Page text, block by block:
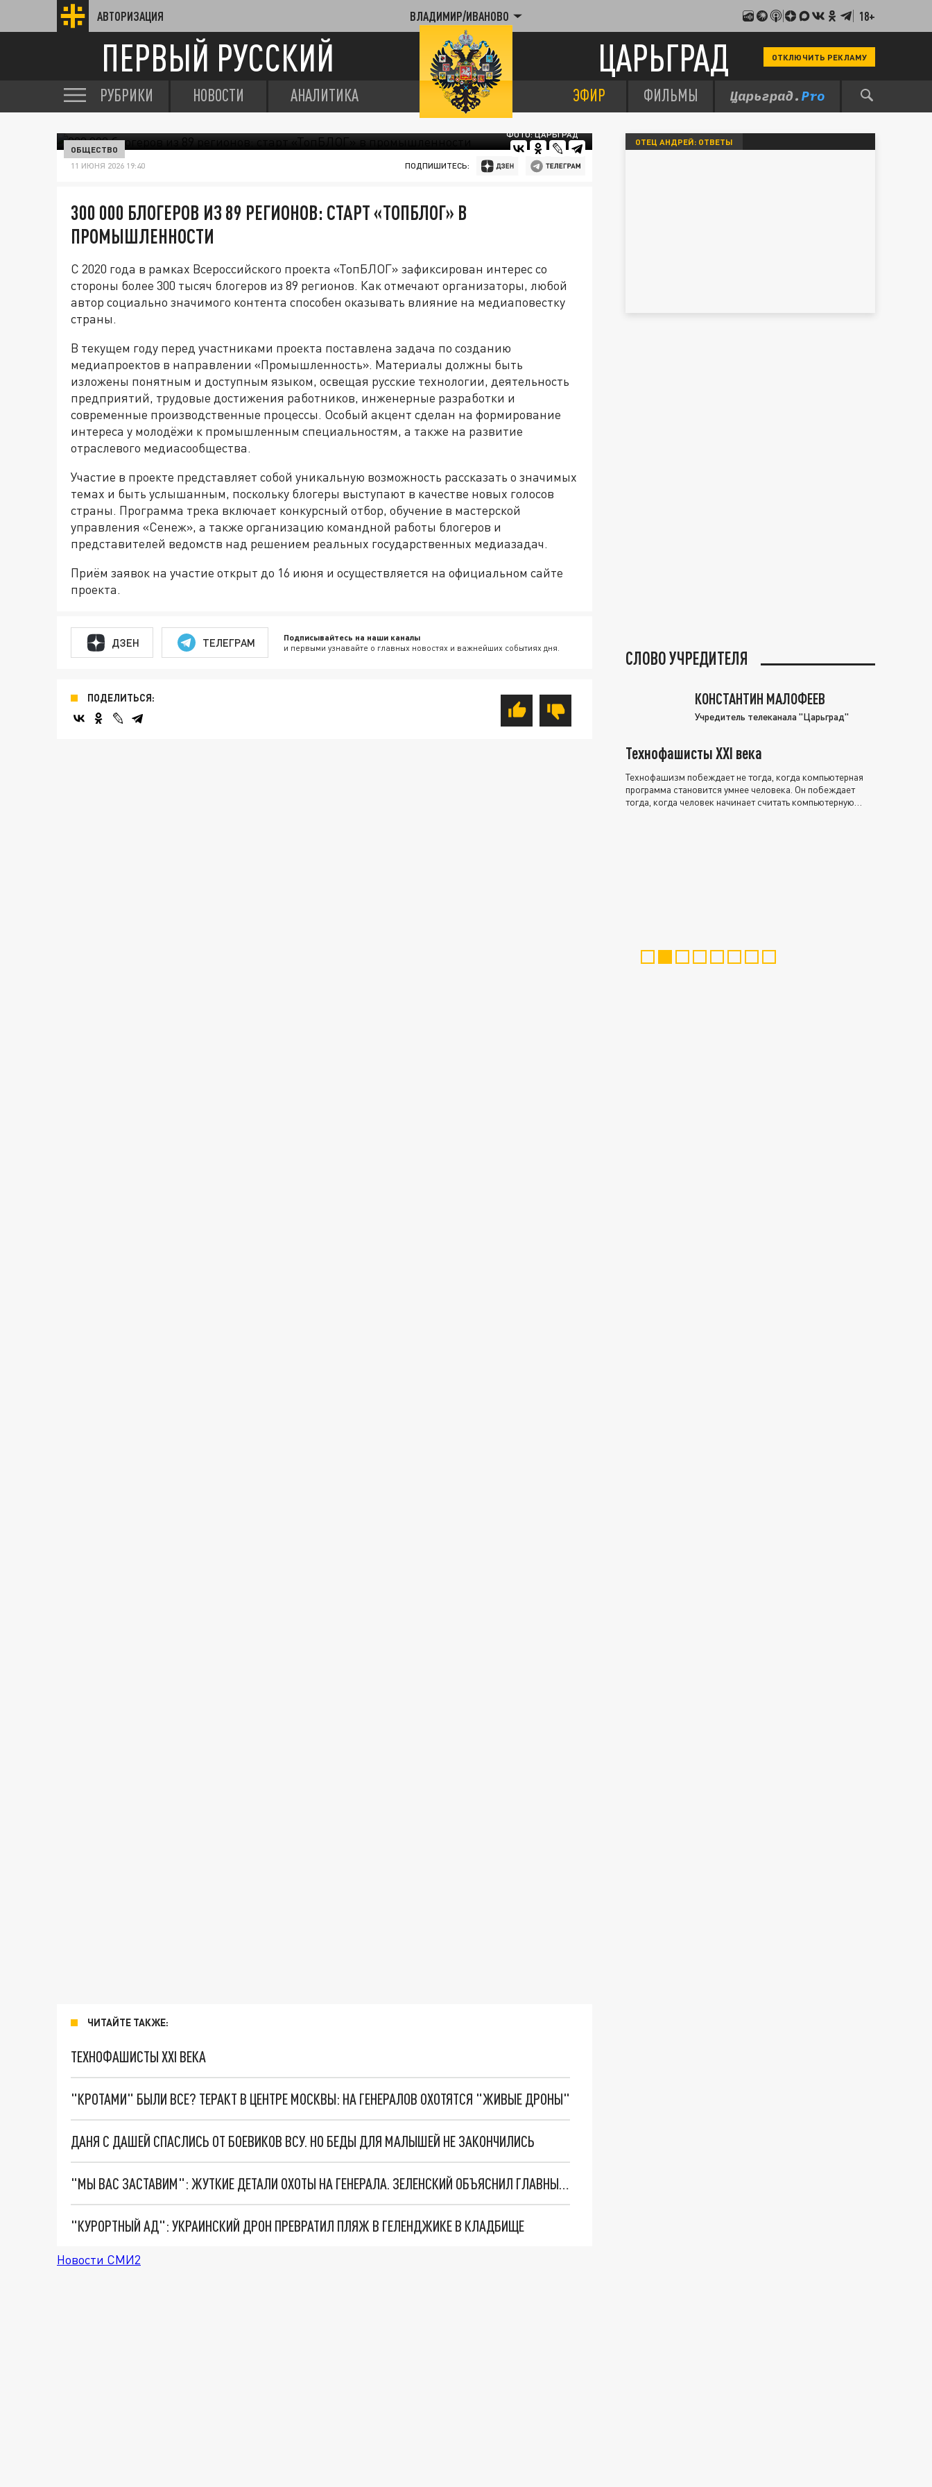
АВТОРИЗАЦИЯ ВЛАДИМИР/ИВАНОВО 18+
ПЕРВЫЙ РУССКИЙ ЦАРЬГРАД ОТКЛЮЧИТЬ РЕКЛАМУ
РУБРИКИ НОВОСТИ АНАЛИТИКА ЭФИР ФИЛЬМЫ
ФОТО: ЦАРЬГРАД
ОБЩЕСТВО
11 ИЮНЯ 2026 19:40 ПОДПИШИТЕСЬ:
300 000 БЛОГЕРОВ ИЗ 89 РЕГИОНОВ: СТАРТ «ТОПБЛОГ» В
ПРОМЫШЛЕННОСТИ
С 2020 года в рамках Всероссийского проекта «ТопБЛОГ» зафиксирован интерес со
стороны более 300 тысяч блогеров из 89 регионов. Как отмечают организаторы, любой
автор социально значимого контента способен оказывать влияние на медиаповестку
страны.
В текущем году перед участниками проекта поставлена задача по созданию
медиапроектов в направлении «Промышленность». Материалы должны быть
изложены понятным и доступным языком, освещая русские технологии, деятельность
предприятий, трудовые достижения работников, инженерные разработки и
современные производственные процессы. Особый акцент сделан на формирование
интереса у молодёжи к промышленным специальностям, а также на развитие
отраслевого медиасообщества.
Участие в проекте представляет собой уникальную возможность рассказать о значимых
темах и быть услышанным, поскольку блогеры выступают в качестве новых голосов
страны. Программа трека включает конкурсный отбор, обучение в мастерской
управления «Сенеж», а также организацию командной работы блогеров и
представителей ведомств над решением реальных государственных медиазадач.
Приём заявок на участие открыт до 16 июня и осуществляется на официальном сайте
проекта.
ДЗЕН ТЕЛЕГРАМ Подписывайтесь на наши каналы
и первыми узнавайте о главных новостях и важнейших событиях дня.
ПОДЕЛИТЬСЯ:
ЧИТАЙТЕ ТАКЖЕ:
ТЕХНОФАШИСТЫ XXI ВЕКА
"КРОТАМИ" БЫЛИ ВСЕ? ТЕРАКТ В ЦЕНТРЕ МОСКВЫ: НА ГЕНЕРАЛОВ ОХОТЯТСЯ "ЖИВЫЕ ДРОНЫ"
ДАНЯ С ДАШЕЙ СПАСЛИСЬ ОТ БОЕВИКОВ ВСУ. НО БЕДЫ ДЛЯ МАЛЫШЕЙ НЕ ЗАКОНЧИЛИСЬ
"МЫ ВАС ЗАСТАВИМ": ЖУТКИЕ ДЕТАЛИ ОХОТЫ НА ГЕНЕРАЛА. ЗЕЛЕНСКИЙ ОБЪЯСНИЛ ГЛАВНЫЙ СМЫСЛ ТЕРАКТА В ЦЕНТРЕ МОСКВЫ
"КУРОРТНЫЙ АД": УКРАИНСКИЙ ДРОН ПРЕВРАТИЛ ПЛЯЖ В ГЕЛЕНДЖИКЕ В КЛАДБИЩЕ
Новости СМИ2
ОТЕЦ АНДРЕЙ: ОТВЕТЫ
СЛОВО УЧРЕДИТЕЛЯ
КОНСТАНТИН МАЛОФЕЕВ
Учредитель телеканала "Царьград"
Технофашисты XXI века
Технофашизм побеждает не тогда, когда компьютерная
программа становится умнее человека. Он побеждает
тогда, когда человек начинает считать компьютерную